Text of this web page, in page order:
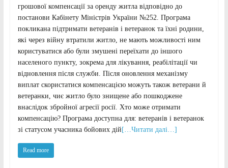
грошової компенсації за оренду житла відповідно до
постанови Кабінету Міністрів України №252. Програма
покликана підтримати ветеранів і ветеранок та їхні родини,
які через війну втратили житло, не мають можливості ним
користуватися або були змушені переїхати до іншого
населеного пункту, зокрема для лікування, реабілітації чи
відновлення після служби. Після оновлення механізму
виплат скористатися компенсацією можуть також ветерани й
ветеранки, чиє житло було знищене або пошкоджене
внаслідок збройної агресії росії. Хто може отримати
компенсацію? Програма доступна для: ветеранів і ветеранок
зі статусом учасника бойових дій […Читати далі…]
Read more